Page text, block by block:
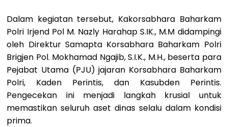
Dalam kegiatan tersebut, Kakorsabhara Baharkam
Polri Irjend Pol M. Nazly Harahap S.IK., M.M didampingi
oleh Direktur Samapta Korsabhara Baharkam Polri
Brigjen Pol. Mokhamad Ngajib, S.I.K., M.H., beserta para
Pejabat Utama (PJU) jajaran Korsabhara Baharkam
Polri, Kaden Perintis, dan Kasubden Perintis.
Pengecekan ini menjadi langkah krusial untuk
memastikan seluruh aset dinas selalu dalam kondisi
prima.